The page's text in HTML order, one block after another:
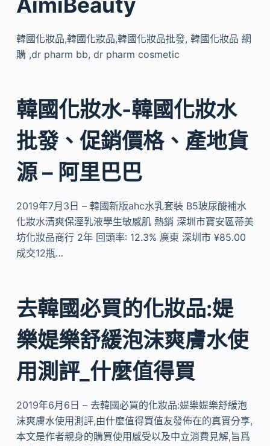
韓國化妝品,韓國化妝品,韓國化妝品批發, 韓國化妝品 網
購 ,dr pharm bb, dr pharm cosmetic
韓國化妝水-韓國化妝水
批發、促銷價格、產地貨
源 – 阿里巴巴
2019年7月3日 – 韓國新版ahc水乳套裝 B5玻尿酸補水
化妝水清爽保溼乳液學生敏感肌 熱銷 深圳市寶安區蒂美
坊化妝品商行 2年 回頭率: 12.3% 廣東 深圳市 ¥85.00
成交12瓶…
去韓國必買的化妝品:媞
樂媞樂舒緩泡沫爽膚水使
用測評_什麼值得買
2019年6月6日 – 去韓國必買的化妝品:媞樂媞樂舒緩泡
沫爽膚水使用測評,由什麼值得買值友發佈在的真實分享,
本文是作者親身的購買使用感受以及中立消費見解,旨爲